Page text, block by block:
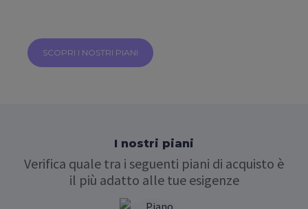
SCOPRI I NOSTRI PIANI
I nostri piani
Verifica quale tra i seguenti piani di acquisto è
il più adatto alle tue esigenze